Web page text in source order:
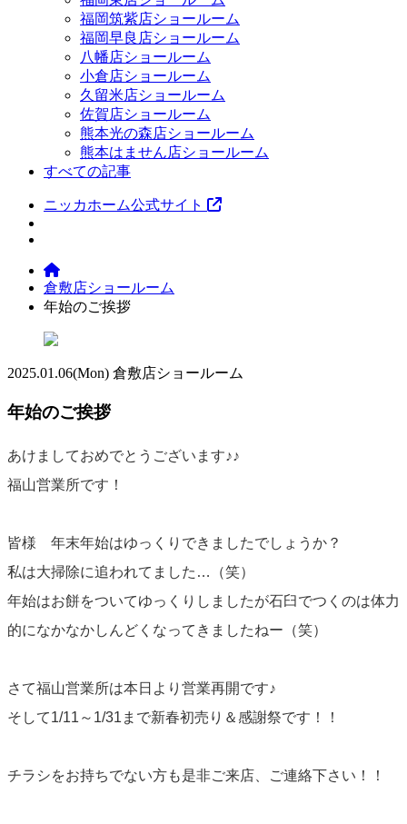
福岡筑紫店ショールーム
福岡早良店ショールーム
八幡店ショールーム
小倉店ショールーム
久留米店ショールーム
佐賀店ショールーム
熊本光の森店ショールーム
熊本はません店ショールーム
すべての記事
ニッカホーム公式サイト
倉敷店ショールーム
年始のご挨拶
2025.01.06(Mon) 倉敷店ショールーム
年始のご挨拶
あけましておめでとうございます♪♪
福山営業所です！
皆様 年末年始はゆっくりできましたでしょうか？
私は大掃除に追われてました…（笑）
年始はお餅をついてゆっくりしましたが石臼でつくのは体力
的になかなかしんどくなってきましたねー（笑）
さて福山営業所は本日より営業再開です♪
そして1/11～1/31まで新春初売り＆感謝祭です！！
チラシをお持ちでない方も是非ご来店、ご連絡下さい！！